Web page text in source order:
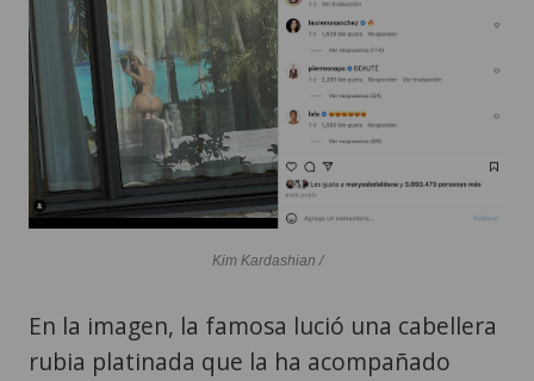
Kim Kardashian /
En la imagen, la famosa lució una cabellera
rubia platinada que la ha acompañado